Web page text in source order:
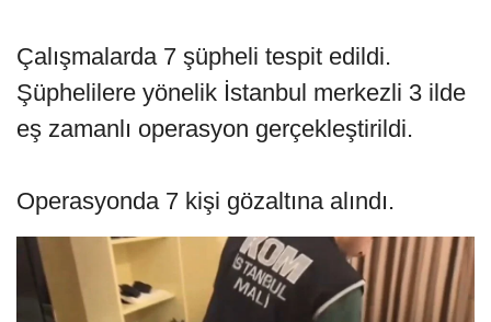
Çalışmalarda 7 şüpheli tespit edildi.
Şüphelilere yönelik İstanbul merkezli 3 ilde
eş zamanlı operasyon gerçekleştirildi.
Operasyonda 7 kişi gözaltına alındı.